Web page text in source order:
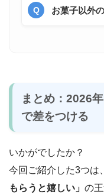
お菓子以外
まとめ：2026
で差をつける
いかがでしたか？
今回ご紹介した3つは
もらうと嬉しい」 の王